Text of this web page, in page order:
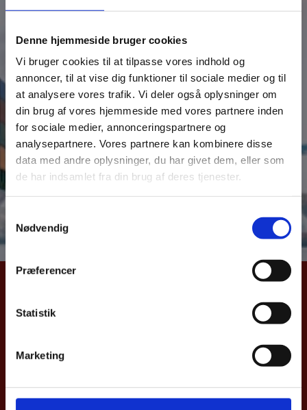
Denne hjemmeside bruger cookies
Vi bruger cookies til at tilpasse vores indhold og
annoncer, til at vise dig funktioner til sociale medier og til
at analysere vores trafik. Vi deler også oplysninger om
din brug af vores hjemmeside med vores partnere inden
for sociale medier, annonceringspartnere og
analysepartnere. Vores partnere kan kombinere disse
data med andre oplysninger, du har givet dem, eller som
de har indsamlet fra din brug af deres tjenester.
m
t
Nødvendig
Præferencer
Statistik
Marketing
Danmarks samhandel med
Cypern
Udenrigsministeriet udarbejder aktuelle oversigter
over dansk samhandel med Danmarks vigtigste
eksportmarkeder. Samhandelsnotitsen giver et aktuelt
billede af Danmarks eks –og import samt direkte
investeringer til Cypern. Notitsen bygger på data fra
Danmarks Statistik og Nationalbanken.
Asiatisk Plads 2
Danmark